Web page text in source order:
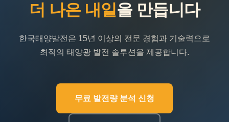
더 나은 내일 을 만듭니다
한국태양발전은 15년 이상의 전문 경험과 기술력으로
최적의 태양광 발전 솔루션을 제공합니다.
무료 발전량 분석 신청